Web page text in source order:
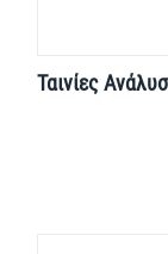
Ταινίες